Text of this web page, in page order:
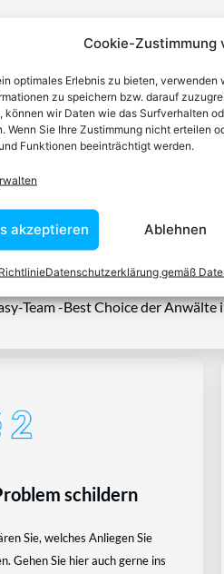
Cookie-Zustimmung
optimales Erlebnis zu bieten,
zu speichern bzw. darauf
können wir Daten wie das Surfverhalten
Wenn Sie Ihre Zustimmung nicht erteilen
Funktionen beeinträchtigt werden.
akzeptieren Ablehnen
Datenschutzerklärung gemäß
Anwalt finden,
spezialisiert ist
dafür da, über Rechtsfragen zu
im Bereich der
kennt er alle relevanten
Team -Best Choice der Anwälte
schildern
Sie, welches Anliegen Sie
Gehen Sie hier auch gerne ins